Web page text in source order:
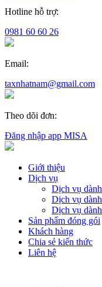
Hotline hỗ trợ:
0981 60 60 26
Email:
taxnhatnam@gmail.com
Theo dõi đơn:
Đăng nhập app MISA
Giới thiệu
Dịch vụ
Dịch vụ
Dịch vụ
Dịch vụ
Sản phẩm đóng gói
Khách hàng
Chia sẻ kiến thức
Liên hệ